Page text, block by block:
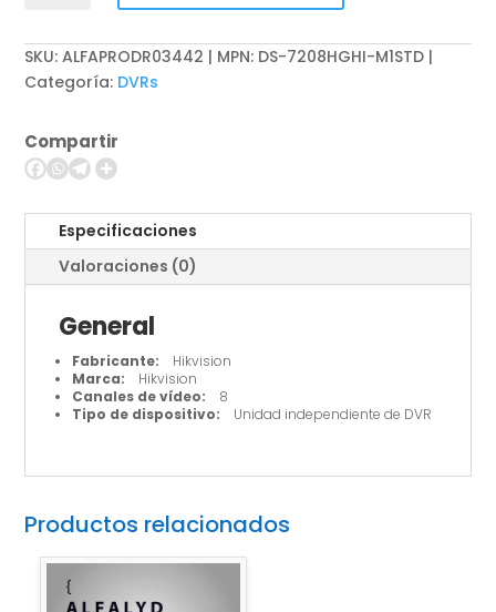
DVR
-
8
Channels
cantidad
SKU:ALFAPRODR03442 | MPN: DS-7208HGHI-M1STD
Categoría: DVRs
Compartir
Especificaciones
Valoraciones (0)
General
Fabricante: Hikvision
Marca: Hikvision
Canales de vídeo: 8
Tipo de dispositivo: Unidad independiente de DVR
Productos relacionados